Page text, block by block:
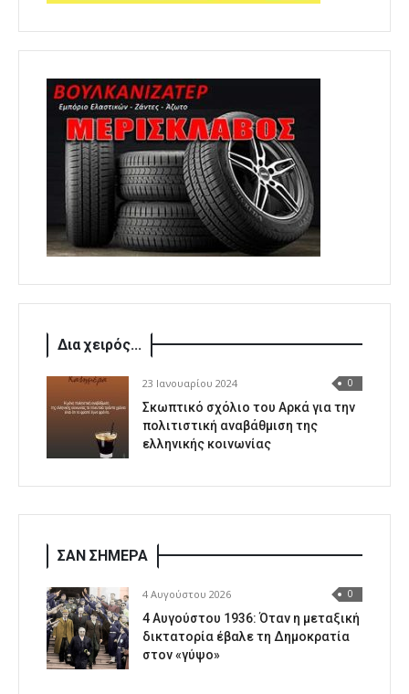
Δια χειρός...
23 Ιανουαρίου 2024 0
Σκωπτικό σχόλιο του Αρκά για την
πολιτιστική αναβάθμιση της
ελληνικής κοινωνίας
ΣΑΝ ΣΗΜΕΡΑ
4 Αυγούστου 2026 0
4 Αυγούστου 1936: Όταν η μεταξική
δικτατορία έβαλε τη Δημοκρατία
στον «γύψο»